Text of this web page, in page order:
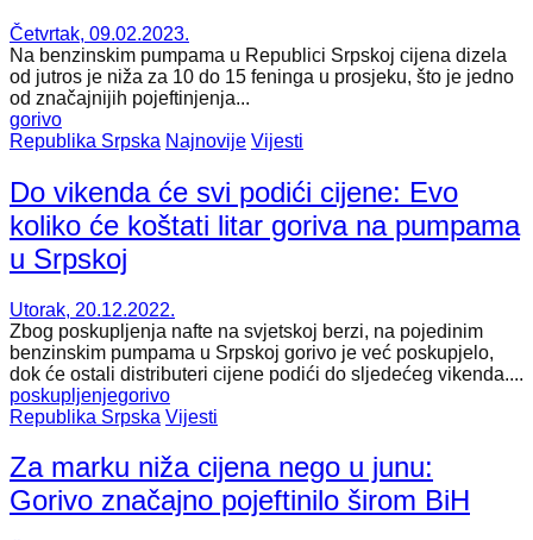
Četvrtak, 09.02.2023.
Na benzinskim pumpama u Republici Srpskoj cijena dizela
od jutros je niža za 10 do 15 feninga u prosjeku, što je jedno
od značajnijih pojeftinjenja...
gorivo
Republika Srpska Najnovije Vijesti
Do vikenda će svi podići cijene: Evo
koliko će koštati litar goriva na pumpama
u Srpskoj
Utorak, 20.12.2022.
Zbog poskupljenja nafte na svjetskoj berzi, na pojedinim
benzinskim pumpama u Srpskoj gorivo je već poskupjelo,
dok će ostali distributeri cijene podići do sljedećeg vikenda....
poskupljenjegorivo
Republika Srpska Vijesti
Za marku niža cijena nego u junu:
Gorivo značajno pojeftinilo širom BiH